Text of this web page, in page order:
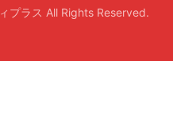
プラス All Rights Reserved.